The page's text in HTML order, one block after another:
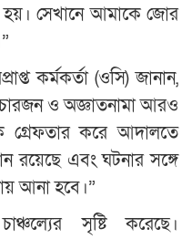
হয়। সেখানে আমাকে জোর
কর্মকর্তা (ওসি) জানান,
ও অজ্ঞাতনামা আরও
করে আদালতে
রয়েছে এবং ঘটনার সঙ্গে
আনা হবে।”
সৃষ্টি করেছে।